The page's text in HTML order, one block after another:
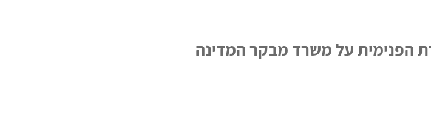
הפנימית על משרד מבקר המדינה